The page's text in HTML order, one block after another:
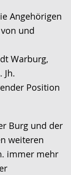
Angehörigen
und
Warburg,
Jh.
Position
Burg und der
weiteren
immer mehr